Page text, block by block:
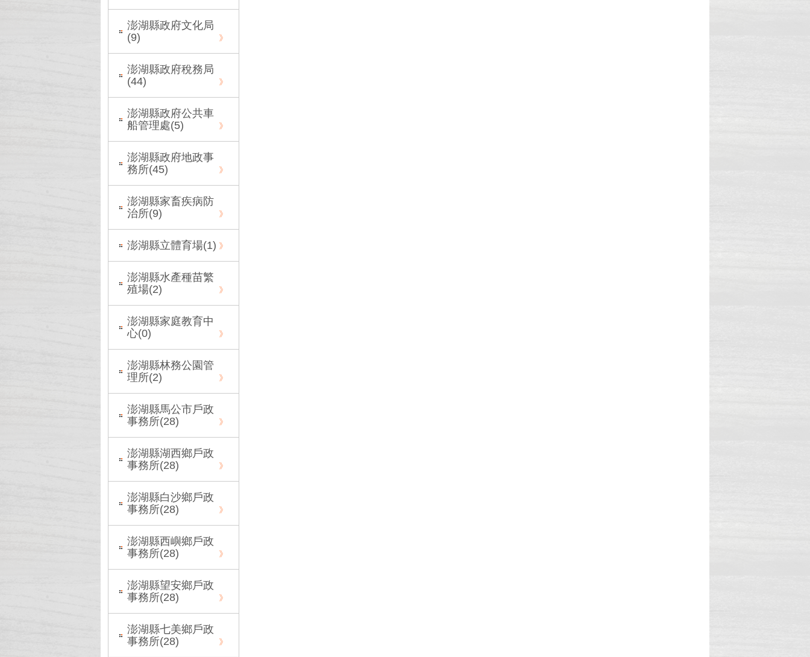
澎湖縣政府文化局
(9)
澎湖縣政府稅務局
(44)
澎湖縣政府公共車
船管理處(5)
澎湖縣政府地政事
務所(45)
澎湖縣家畜疾病防
治所(9)
澎湖縣立體育場(1)
澎湖縣水產種苗繁
殖場(2)
澎湖縣家庭教育中
心(0)
澎湖縣林務公園管
理所(2)
澎湖縣馬公市戶政
事務所(28)
澎湖縣湖西鄉戶政
事務所(28)
澎湖縣白沙鄉戶政
事務所(28)
澎湖縣西嶼鄉戶政
事務所(28)
澎湖縣望安鄉戶政
事務所(28)
澎湖縣七美鄉戶政
事務所(28)